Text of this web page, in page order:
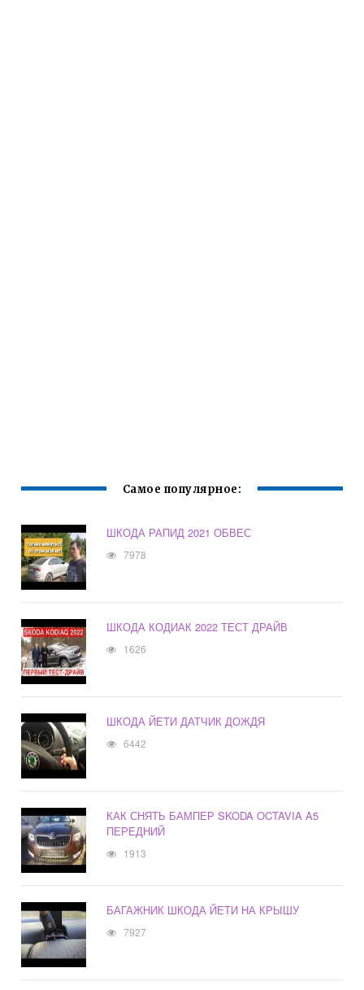
Самое популярное:
ШКОДА РАПИД 2021 ОБВЕС
7978
ШКОДА КОДИАК 2022 ТЕСТ ДРАЙВ
1626
ШКОДА ЙЕТИ ДАТЧИК ДОЖДЯ
6442
КАК СНЯТЬ БАМПЕР SKODA OCTAVIA A5
ПЕРЕДНИЙ
1913
БАГАЖНИК ШКОДА ЙЕТИ НА КРЫШУ
7927